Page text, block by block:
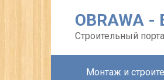
OBRAWA -
Строительный
Монтаж и